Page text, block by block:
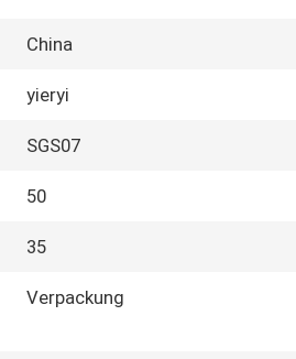
China
yieryi
SGS07
50
35
Verpackung